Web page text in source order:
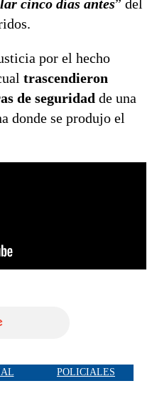
cinco días antes” del
por el hecho
trascendieron
de seguridad de una
donde se produjo el
POLICIALES